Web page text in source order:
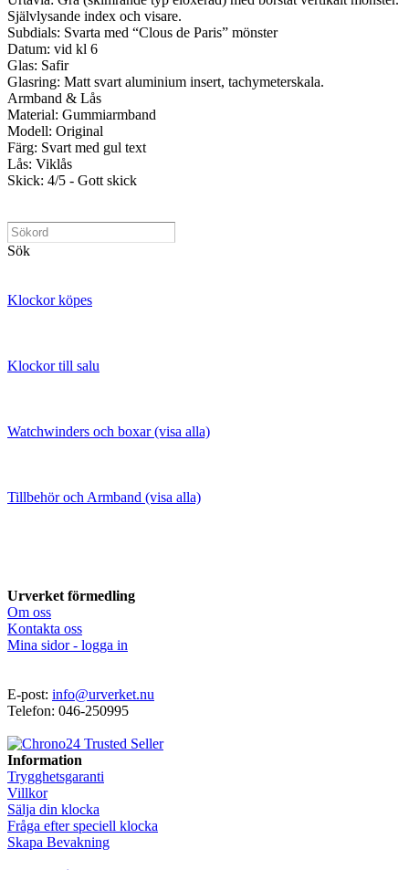
Självlysande index och visare.
Subdials: Svarta med “Clous de Paris” mönster
Datum: vid kl 6
Glas: Safir
Glasring: Matt svart aluminium insert, tachymeterskala.
Armband & Lås
Material: Gummiarmband
Modell: Original
Färg: Svart med gul text
Lås: Viklås
Skick: 4/5 - Gott skick
Sök
Klockor köpes
Klockor till salu
Watchwinders och boxar (visa alla)
Tillbehör och Armband (visa alla)
Urverket förmedling
Om oss
Kontakta oss
Mina sidor - logga in
E-post: info@urverket.nu
Telefon: 046-250995
Information
Trygghetsgaranti
Villkor
Sälja din klocka
Fråga efter speciell klocka
Skapa Bevakning